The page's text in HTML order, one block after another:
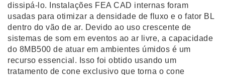
dissipá-lo. Instalações FEA CAD internas foram
usadas para otimizar a densidade de fluxo e o fator BL
dentro do vão de ar. Devido ao uso crescente de
sistemas de som em eventos ao ar livre, a capacidade
do 8MB500 de atuar em ambientes úmidos é um
recurso essencial. Isso foi obtido usando um
tratamento de cone exclusivo que torna o cone